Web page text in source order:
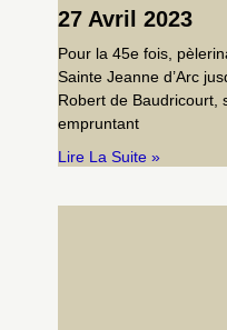
27 Avril 2023
Pour la 45e fois,
Sainte Jeanne d’Arc
Robert de Baudricourt,
empruntant
Lire La Suite »